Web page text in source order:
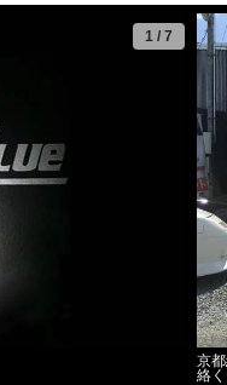
1 / 7
京
絡